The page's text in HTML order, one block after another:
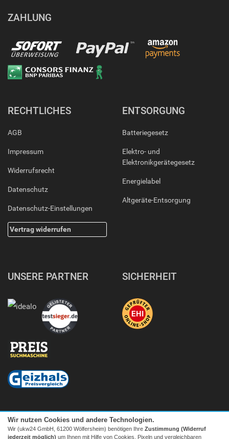
ZAHLUNG
RECHTLICHES
AGB
Impressum
Widerrufsrecht
Datenschutz
Datenschutz-Einstellungen
Vertrag widerrufen
ENTSORGUNG
Batteriegesetz
Elektro- und
Elektronikgerätegesetz
Energielabel
Altgeräte-Entsorgung
UNSERE PARTNER SICHERHEIT
Wir nutzen Cookies und andere Technologien.
Wir (ukw24 GmbH, 61200 Wölfersheim) benötigen Ihre Zustimmung (Widerruf
jederzeit möglich) um Ihnen mit Hilfe von Cookies, Pixeln und vergleichbaren